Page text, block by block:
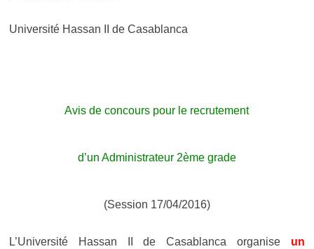
Université Hassan II de Casablanca
Avis de concours pour le recrutement
d’un Administrateur 2ème grade
(Session 17/04/2016)
L’Université Hassan II de Casablanca organise un